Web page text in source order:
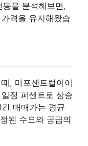
을 분석해보면,
격을 유지해왔습
, 마포센트럴아이
정 퍼센트로 상승
매매가는 평균
된 수요와 공급의